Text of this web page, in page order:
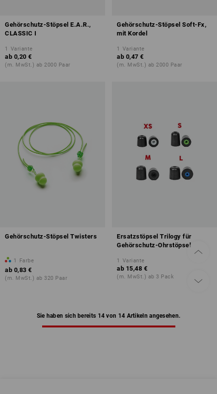
Gehörschutz-Stöpsel E.A.R.,
CLASSIC I
1 Variante
ab 0,20 €
(m. MwSt.) ab 2000 Paar
Gehörschutz-Stöpsel Soft-Fx,
mit Kordel
1 Variante
ab 0,47 €
(m. MwSt.) ab 2000 Paar
Gehörschutz-Stöpsel Twisters
1 Farbe
ab 0,83 €
(m. MwSt.) ab 320 Paar
Ersatzstöpsel Trilogy für
Gehörschutz-Ohrstöpsel
1 Variante
ab 15,48 €
(m. MwSt.) ab 3 Pack
Sie haben sich bereits 14 von 14 Artikeln angesehen.